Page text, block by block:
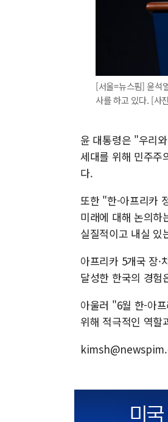
[서울=뉴스핌] 윤석
사를 하고 있다. [
윤 대통령은 "우리
세대를 위해 민주주
다.
또한 "한-아프리카
미래에 대해 논의하
실질적이고 내실 있
아프리카 5개국 장
달성한 한국의 경험
아울러 "6월 한-아
위해 적극적인 역할